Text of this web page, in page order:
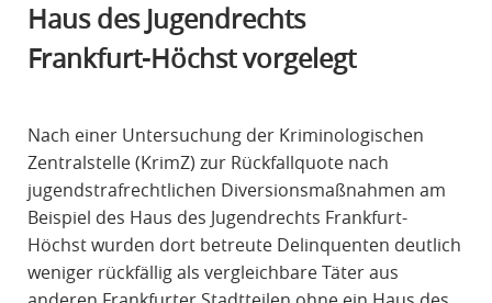
Haus des Jugendrechts
Frankfurt-Höchst vorgelegt
Nach einer Untersuchung der Kriminologischen
Zentralstelle (KrimZ) zur Rückfallquote nach
jugendstrafrechtlichen Diversionsmaßnahmen am
Beispiel des Haus des Jugendrechts Frankfurt-
Höchst wurden dort betreute Delinquenten deutlich
weniger rückfällig als vergleichbare Täter aus